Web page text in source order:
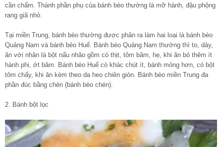
cần chấm. Thành phần phụ của bánh bèo thường là mỡ hành, đậu phộng
rang giã nhỏ.
Tại miền Trung, bánh bèo thường được phân ra làm hai loại là bánh bèo
Quảng Nam và bánh bèo Huế. Bánh bèo Quảng Nam thường thì to, dày,
ăn với nhân là bột nấu nhão gồm có thịt, tôm băm, hẹ, khi ăn bỏ thêm ít
hành phi, ớt băm. Bánh bèo Huế có khác chút ít, bánh mỏng hơn, có bột
tôm chấy, khi ăn kèm theo da heo chiên giòn. Bánh bèo miền Trung đa
phần đúc bằng chén (bánh bèo chén).
2. Bánh bột lọc